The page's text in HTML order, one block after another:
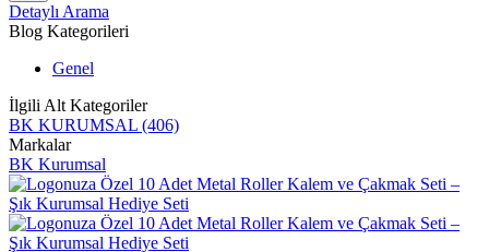
Detaylı Arama
Blog Kategorileri
Genel
İlgili Alt Kategoriler
BK KURUMSAL (406)
Markalar
BK Kurumsal